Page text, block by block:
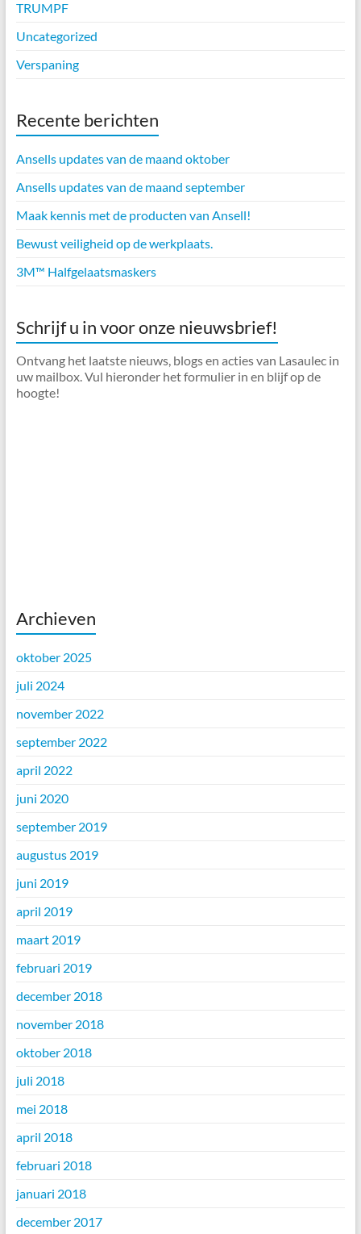
TRUMPF
Uncategorized
Verspaning
Recente berichten
Ansells updates van de maand oktober
Ansells updates van de maand september
Maak kennis met de producten van Ansell!
Bewust veiligheid op de werkplaats.
3M™ Halfgelaatsmaskers
Schrijf u in voor onze nieuwsbrief!
Ontvang het laatste nieuws, blogs en acties van Lasaulec in
uw mailbox. Vul hieronder het formulier in en blijf op de
hoogte!
Archieven
oktober 2025
juli 2024
november 2022
september 2022
april 2022
juni 2020
september 2019
augustus 2019
juni 2019
april 2019
maart 2019
februari 2019
december 2018
november 2018
oktober 2018
juli 2018
mei 2018
april 2018
februari 2018
januari 2018
december 2017